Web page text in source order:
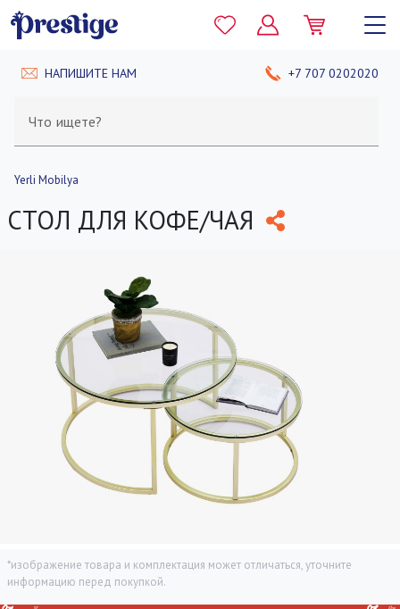
НАПИШИТЕ НАМ +7 707 0202020
Что ищете?
Yerli Mobilya
СТОЛ ДЛЯ КОФЕ/ЧАЯ
*изображение товара и комплектация может отличаться, уточните
информацию перед покупкой.